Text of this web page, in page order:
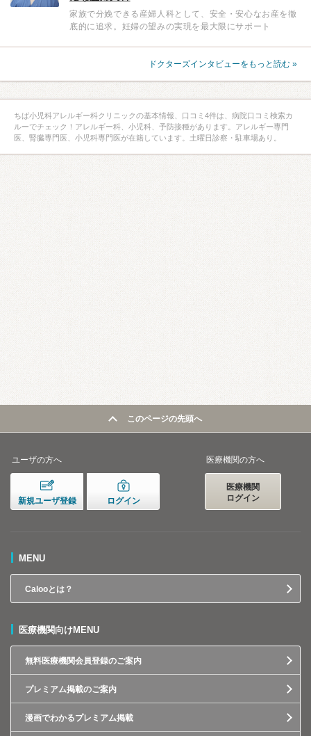
家族で分娩できる産婦人科として、安全・安心なお産を徹
底的に追求。妊婦の望みの実現を最大限にサポート
ドクターズインタビューをもっと読む »
ちば小児科アレルギー科クリニックの基本情報、口コミ4件は、病院口コミ検索カ
ルーでチェック！アレルギー科、小児科、予防接種があります。アレルギー専門
医、腎臓専門医、小児科専門医が在籍しています。土曜日診察・駐車場あり。
このページの先頭へ
ユーザの方へ
新規ユーザ登録 ログイン
医療機関の方へ
医療機関
ログイン
MENU
Calooとは？
医療機関向けMENU
無料医療機関会員登録のご案内
プレミアム掲載のご案内
漫画でわかるプレミアム掲載